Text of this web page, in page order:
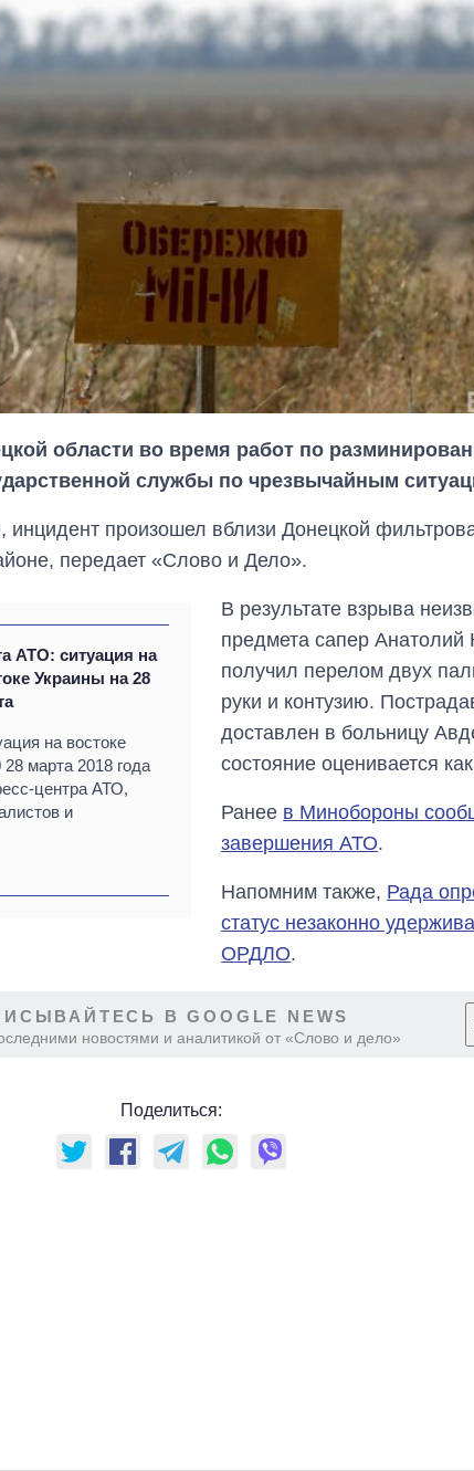
области во время работ по
службы по чрезвычайным
инцидент произошел вблизи Донецкой
передает «Слово и Дело».
АТО: ситуация на
Украины на 28
на востоке
марта 2018 года
центра АТО,
и
В результате взрыва
предмета сапер Анатолий
получил перелом двух
руки и контузию.
доставлен в больницу
состояние оценивается
Ранее в Минобороны
завершения АТО.
Напомним также, Рада
статус незаконно
ОРДЛО.
В GOOGLE NEWS
новостями и аналитикой от «Слово и дело»
Поделиться: